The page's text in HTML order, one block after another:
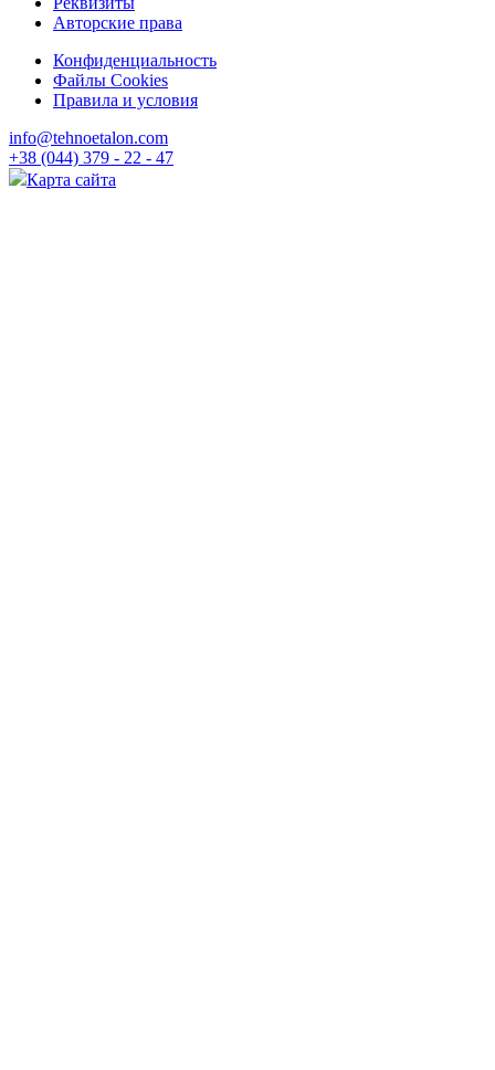
Авторские права
Конфиденциальность
Файлы Cookies
Правила и условия
info@tehnoetalon.com
+38 (044) 379 - 22 - 47
Карта сайта